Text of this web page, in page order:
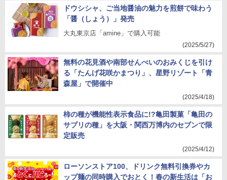
ドウシシャ、ご当地醤油の魅力を煎餅で味わう
「醤（しょう）」発売
大丸東京店「amine」で購入可能
(2025/5/27)
無料の花見酒や南部せんべいのおみくじを引け
る「たんげ花咲かまつり」、星野リゾート「青
森屋」で開催中
(2025/4/18)
柿の種が機能性表示食品に!?亀田製菓「亀田の
サプリの種」を大阪・関西万博内のセブンで限
定販売
(2025/4/12)
ローソンストア100、ドリンク無料引換券やカ
ップ麺の同時購入でおとく！春の新生活は「お